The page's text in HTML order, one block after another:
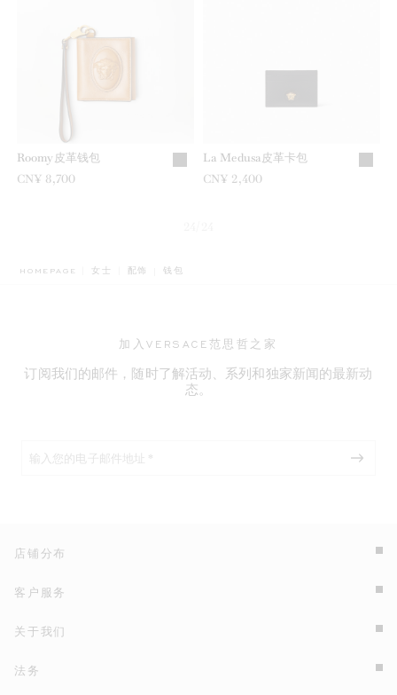
Roomy皮革钱包
CN¥ 8,700
La Medusa皮革卡包
CN¥ 2,400
HOMEPAGE 女士 配饰 BREADCRUMB.ADA.LABEL.CURRENT
钱包
加入VERSACE范思哲之家
订阅我们的邮件，随时了解活动、系列和独家新闻的最新动
态。
店铺分布
客户服务
关于我们
法务